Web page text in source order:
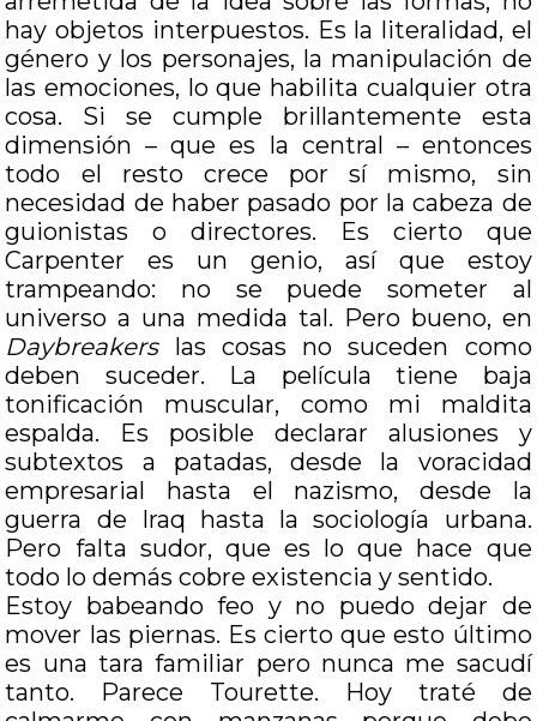
hay objetos interpuestos. Es la literalidad, el
género y los personajes, la manipulación de
las emociones, lo que habilita cualquier otra
cosa. Si se cumple brillantemente esta
dimensión – que es la central – entonces
todo el resto crece por sí mismo, sin
necesidad de haber pasado por la cabeza de
guionistas o directores. Es cierto que
Carpenter es un genio, así que estoy
trampeando: no se puede someter al
universo a una medida tal. Pero bueno, en
Daybreakerslas cosas no suceden como
deben suceder. La película tiene baja
tonificación muscular, como mi maldita
espalda. Es posible declarar alusiones y
subtextos a patadas, desde la voracidad
empresarial hasta el nazismo, desde la
guerra de Iraq hasta la sociología urbana.
Pero falta sudor, que es lo que hace que
todo lo demás cobre existencia y sentido.
Estoy babeando feo y no puedo dejar de
mover las piernas. Es cierto que esto último
es una tara familiar pero nunca me sacudí
tanto. Parece Tourette. Hoy traté de